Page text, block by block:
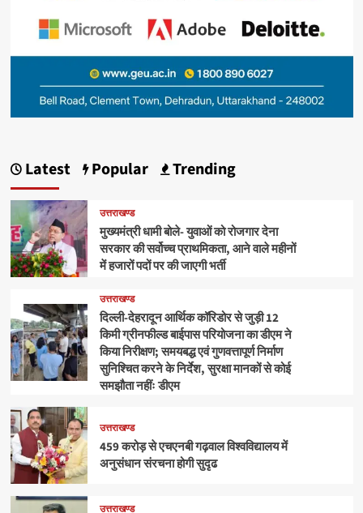
Latest Popular Trending
उत्तराखण्ड
मुख्यमंत्री धामी बोले- युवाओं को रोजगार देना
सरकार की सर्वोच्च प्राथमिकता, आने वाले महीनों
में हजारों पदों पर की जाएगी भर्ती
उत्तराखण्ड
दिल्ली-देहरादून आर्थिक कॉरिडोर से जुड़ी 12
किमी ग्रीनफील्ड बाईपास परियोजना का डीएम ने
किया निरीक्षण; समयबद्ध एवं गुणवत्तापूर्ण निर्माण
सुनिश्चित करने के निर्देश, सुरक्षा मानकों से कोई
समझौता नहींः डीएम
उत्तराखण्ड
459 करोड़ से एचएनबी गढ़वाल विश्वविद्यालय में
अनुसंधान संरचना होगी सुदृढ
उत्तराखण्ड